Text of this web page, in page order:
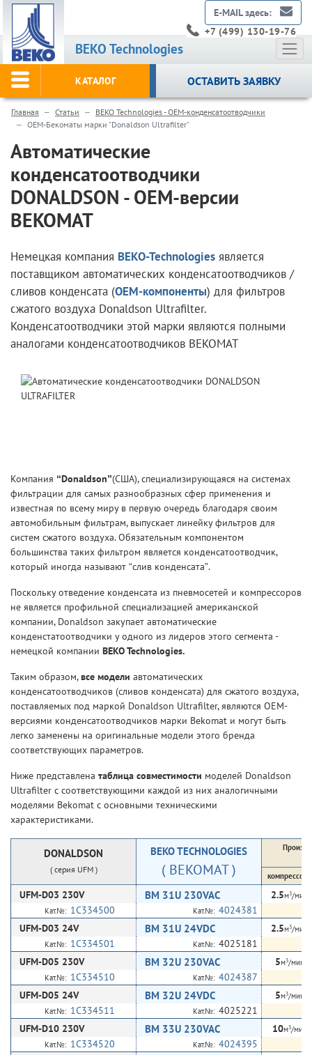
BEKO Technologies
E-MAIL здесь:
+7 (499) 130-19-76
КАТАЛОГ ОСТАВИТЬ ЗАЯВКУ
Главная Статьи
BEKO Technologies - ОЕМ-конденсатоотводчики
ОЕМ-Бекоматы марки "Donaldson Ultrafilter"
Автоматические
конденсатоотводчики
DONALDSON - OEM-версии
BEKOMAT
Немецкая компания BEKO-Technologies является
поставщиком автоматических конденсатоотводчиков /
сливов конденсата (ОЕМ-компоненты) для фильтров
сжатого воздуха Donaldson Ultrafilter.
Конденсатоотводчики этой марки являются полными
аналогами конденсатоотводчиков BEKOMAT
Компания “Donaldson”(США), специализирующаяся на системах
фильтрации для самых разнообразных сфер применения и
известная по всему миру в первую очередь благодаря своим
автомобильным фильтрам, выпускает линейку фильтров для
систем сжатого воздуха. Обязательным компонентом
большинства таких фильтром является конденсатоотводчик,
который иногда называют “слив конденсата”.
Поскольку отведение конденсата из пневмосетей и компрессоров
не является профильной специализацией американской
компании, Donaldson закупает автоматические
конденстатоотводчики у одного из лидеров этого сегмента -
немецкой компании BEKO Technologies.
Таким образом,все модели автоматических
конденсатоотводчиков (сливов конденсата) для сжатого воздуха,
поставляемых под маркой Donaldson Ultrafilter, являются ОЕМ-
версиями конденсатоотводчиков марки Bekomat и могут быть
легко заменены на оригинальные модели этого бренда
соответствующих параметров.
Ниже представлена таблица совместимости моделей Donaldson
Ultrafilter с соответствующими каждой из них аналогичными
моделями Bekomat с основными техническими
характеристиками.
DONALDSON
( серия UFM )
BEKOTECHNOLOGIES
( BEKOMAT ) компрессора
UFM-D03 230V BM 31U 230VAC 2.5м3/мин
Кат.№: 1C334500 Кат.№: 4024381
UFM-D03 24V
BM 31U 24VDC 2.5м3/мин
Кат.№: 1C334501 Кат.№: 4025181
UFM-D05 230V
BM 32U 230VAC 5м3/мин
Кат.№: 1C334510 Кат.№: 4024387
UFM-D05 24V
BM 32U 24VDC 5м3/мин
Кат.№: 1C334511 Кат.№: 4025221
UFM-D10 230V
BM 33U 230VAC 10м3/мин
Кат.№: 1C334520 Кат.№: 4024395